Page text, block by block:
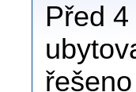
Před